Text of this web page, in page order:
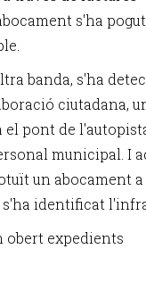
s'ha pogut
banda, s'ha
ciutadana,
pont de
municipal. I
un abocament a
identificat
obert expedients